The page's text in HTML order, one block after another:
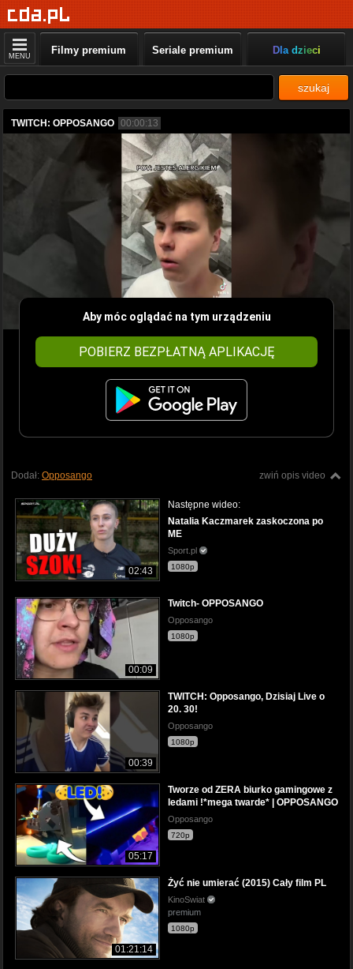
MENU Filmy premium Seriale premium Dla dzieci
szukaj
TWITCH: OPPOSANGO 00:00:13
Aby móc oglądać na tym urządzeniu
POBIERZ BEZPŁATNĄ APLIKACJĘ
zwiń opis video
Dodał: Opposango
02:43
Następne wideo:
Natalia Kaczmarek zaskoczona po
ME
Sport.pl
1080p
00:09
Twitch- OPPOSANGO
Opposango
1080p
00:39
TWITCH: Opposango, Dzisiaj Live o
20. 30!
Opposango
1080p
05:17
Tworze od ZERA biurko gamingowe z
ledami !*mega twarde* | OPPOSANGO
Opposango
720p
01:21:14
Żyć nie umierać (2015) Cały film PL
KinoSwiat
premium
1080p